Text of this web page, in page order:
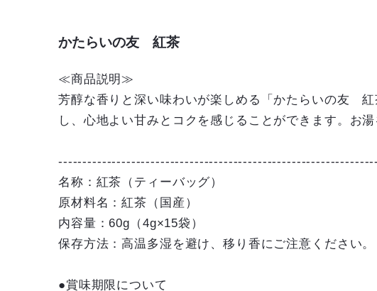
かたらいの友 紅茶
≪商品説明≫
芳醇な香りと深い味わいが楽しめる「かたらいの友
し、心地よい甘みとコクを感じることができます。お
名称：紅茶（ティーバッグ）
原材料名：紅茶（国産）
内容量：60g（4g×15袋）
保存方法：高温多湿を避け、移り香にご注意ください。
●賞味期限について